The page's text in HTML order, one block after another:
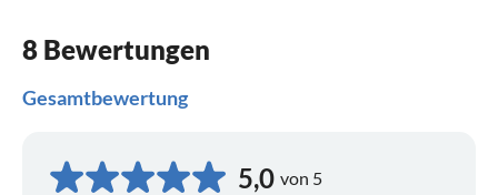
8 Bewertungen
Gesamtbewertung
5,0 von 5